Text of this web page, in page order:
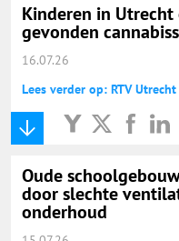
Kinderen in
gevonden
16.07.26
Lees verder op: RTV Utrecht
Oude
door slechte
onderhoud